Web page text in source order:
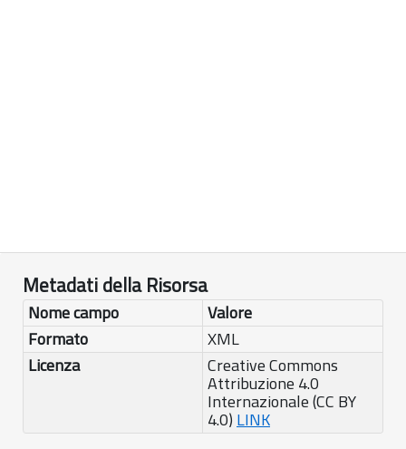
Metadati della Risorsa
Nome campo
Valore
Formato
XML
Licenza
Creative Commons
Attribuzione 4.0
Internazionale (CC BY
4.0) LINK